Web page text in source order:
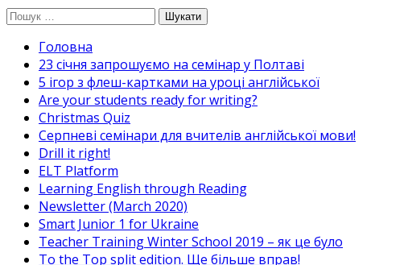
Перейти
вмісту
Пошук:
Головна
23 січня запрошуємо на семінар у Полтаві
5 ігор з флеш-картками на уроці англійської
Are your students ready for writing?
Christmas Quiz
Cерпневі семінари для вчителів англійської мови!
Drill it right!
ELT Platform
Learning English through Reading
Newsletter (March 2020)
Smart Junior 1 for Ukraine
Teacher Training Winter School 2019 – як це було
To the Top split edition. Ще більше вправ!